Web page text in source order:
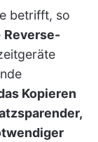
betrifft, so
Reverse-
Kopieren